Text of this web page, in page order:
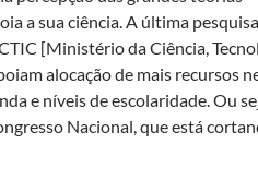
a sua ciência. A última
[Ministério da Ciência,
alocação de mais recursos
e níveis de escolaridade. Ou
Nacional, que está